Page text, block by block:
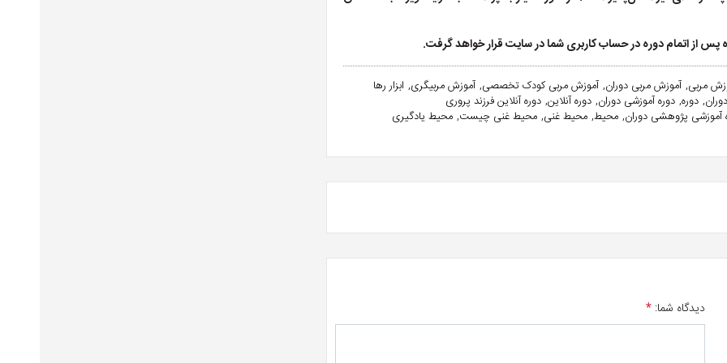
از اتمام دوره در حساب کاربری شما در سایت قرار خواهد گرفت.
مربی آموزش مربی دوران آموزش مربی کودک تخصصی آموزش مربیگری ابزار رها
دوران دوره دوره آموزشی دوران دوره آنلاین دوره آنلاین فرزند پروری
آموزشی پژوهشی دوران محیط محیط غنی محیط غنی چیست محیط یادگیری
دیدگاه شما:*